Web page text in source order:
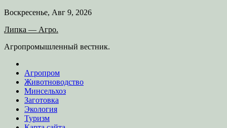
Skip
content
Воскресенье, Авг 9, 2026
Липка — Агро.
Агропромышленный вестник.
Агропром
Животноводство
Минсельхоз
Заготовка
Экология
Туризм